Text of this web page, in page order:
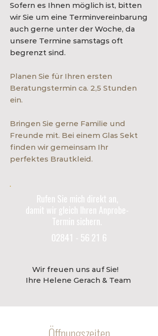
Sofern es Ihnen möglich ist, bitten
wir Sie um eine Terminvereinbarung
auch gerne unter der Woche, da
unsere Termine samstags oft
begrenzt sind.
Planen Sie für Ihren ersten
Beratungstermin ca. 2,5 Stunden
ein.
Bringen Sie gerne Familie und
Freunde mit. Bei einem Glas Sekt
finden wir gemeinsam Ihr
perfektes Brautkleid.
Rufen Sie mich direkt an,
damit wir gleich Ihren Anprobe-
Termin sichern.
02841 - 56 21 6
Wir freuen uns auf Sie!
Ihre Helene Gerach & Team